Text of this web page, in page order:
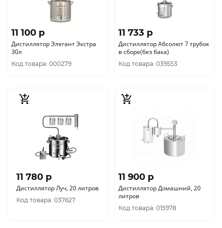
11 100 p
Дистиллятор Элегант Экстра
30л
Код товара: 000279
11 733 p
Дистиллятор Абсолют 7 трубок
в сборе(без бака)
Код товара: 039553
11 780 p
Дистиллятор Луч, 20 литров
Код товара: 037627
11 900 p
Дистиллятор Домашний, 20
литров
Код товара: 015978